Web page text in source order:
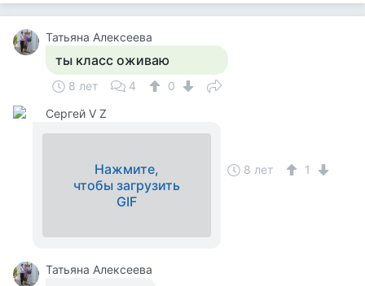
Татьяна Алексеева
ты класс оживаю
8 лет 4
0
Сергей V Z
Нажмите,
чтобы загрузить
GIF
8 лет 1
Татьяна Алексеева